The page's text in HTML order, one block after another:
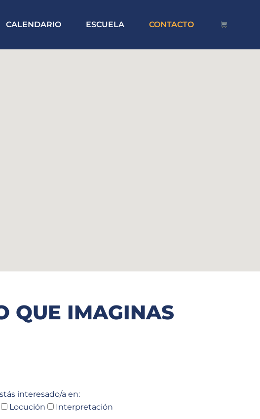
CALENDARIO ESCUELA CONTACTO
QUE IMAGINAS
interesado/a en:
Locución Interpretación